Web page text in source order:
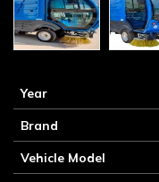
Year
Brand
Vehicle Model